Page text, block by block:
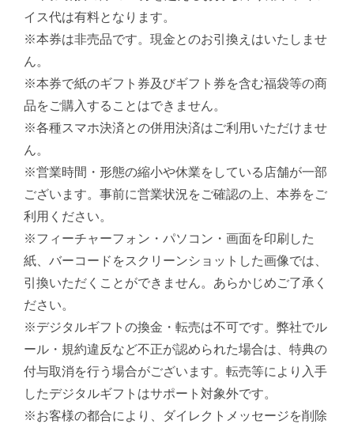
イス代は有料となります。
※本券は非売品です。現金とのお引換えはいたしませ
ん。
※本券で紙のギフト券及びギフト券を含む福袋等の商
品をご購入することはできません。
※各種スマホ決済との併用決済はご利用いただけませ
ん。
※営業時間・形態の縮小や休業をしている店舗が一部
ございます。事前に営業状況をご確認の上、本券をご
利用ください。
※フィーチャーフォン・パソコン・画面を印刷した
紙、バーコードをスクリーンショットした画像では、
引換いただくことができません。あらかじめご了承く
ださい。
※デジタルギフトの換金・転売は不可です。弊社でル
ール・規約違反など不正が認められた場合は、特典の
付与取消を行う場合がございます。転売等により入手
したデジタルギフトはサポート対象外です。
※お客様の都合により、ダイレクトメッセージを削除